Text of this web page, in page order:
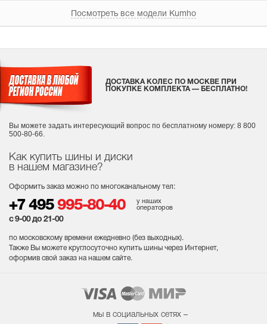
Посмотреть все модели Kumho
Как купить шины и диски
в нашем магазине?
Оформить заказ можно по многоканальному тел:
+7 495 995-80-40
у наших
операторов
с 9-00 до 21-00
по московскому времени ежедневно (без выходных).
Также Вы можете круглосуточно купить шины через Интернет,
оформив свой заказ на нашем сайте.
ДОСТАВКА КОЛЕС ПО МОСКВЕ ПРИ
ПОКУПКЕ КОМПЛЕКТА — БЕСПЛАТНО!
Вы можете задать интересующий вопрос по бесплатному номеру: 8 800
500-80-66.
мы в социальных сетях –